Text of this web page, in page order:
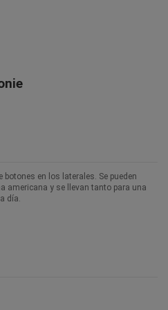
en los laterales. Se pueden
americana y se llevan tanto para una
día.